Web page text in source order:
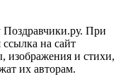
Поздравчики.ру. При
на сайт
изображения и стихи,
их авторам.